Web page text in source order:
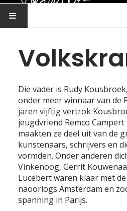
VRIJ
Die vader is Rudy
onder meer winnaar van de
jaren vijftig vertrok
jeugdvriend Remco
maakten ze deel uit van de
kunstenaars, schrijvers en
vormden. Onder anderen
Vinkenoog, Gerrit
Lucebert waren klaar met
naoorlogs Amsterdam en
spanning in Parijs.